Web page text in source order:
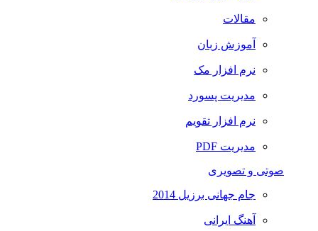
مقالات
آموزش زبان
نرم افزار مک
مدیریت پسورد
نرم افزار تقویم
مدیریت PDF
صوتی و تصویری
جام جهانی برزیل 2014
آهنگ ایرانی